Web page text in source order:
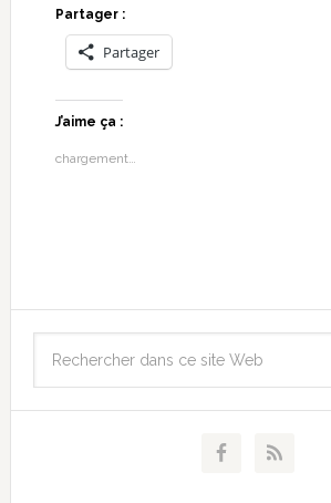
Partager :
Partager
J’aime ça :
chargement…